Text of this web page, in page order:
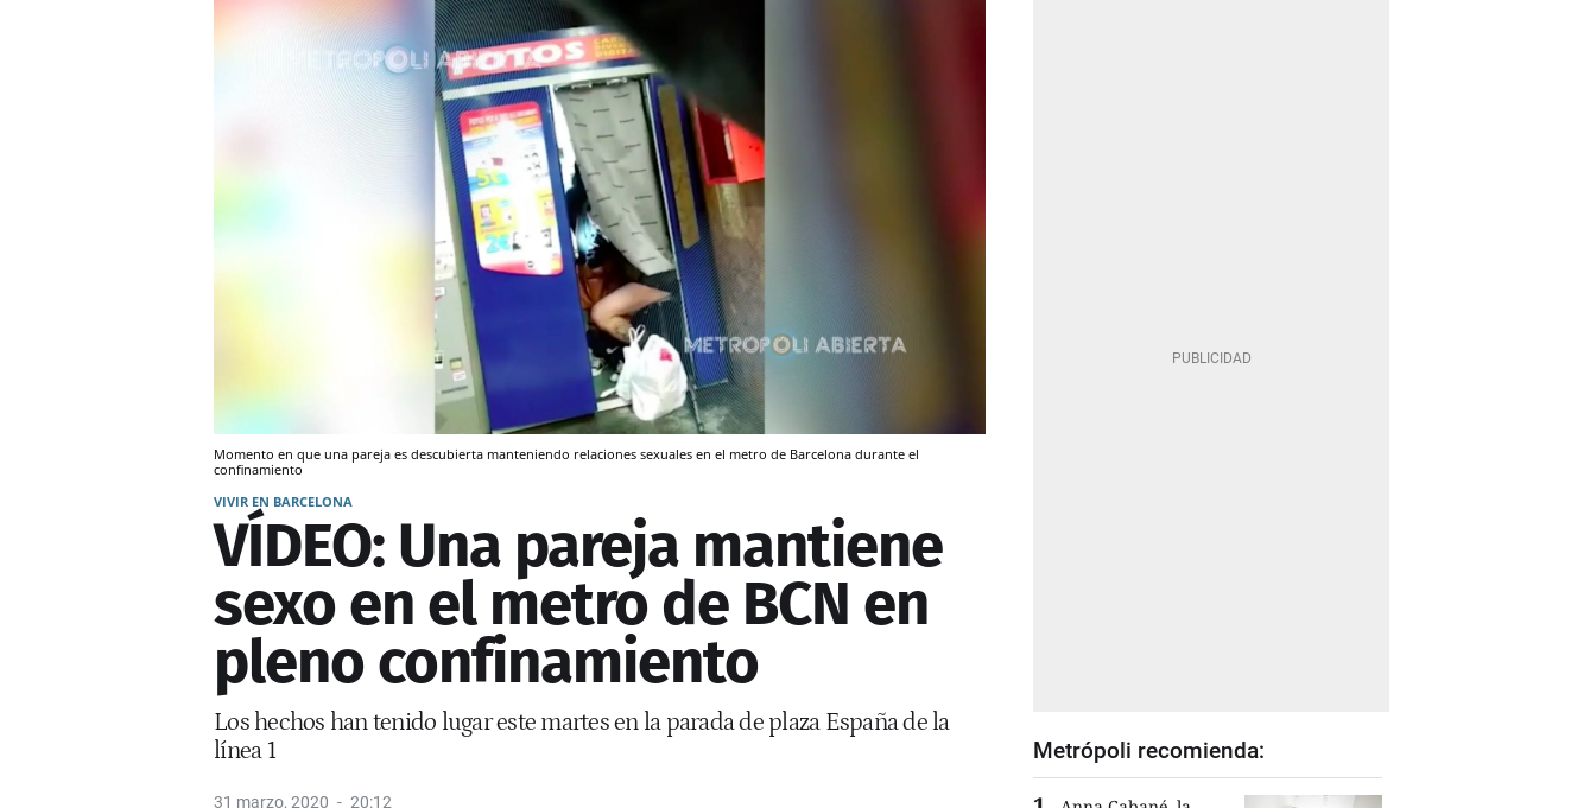
Momento en que una pareja es descubierta manteniendo relaciones sexuales en el metro de Barcelona durante el
confinamiento
VIVIR EN BARCELONA
VÍDEO: Una pareja mantiene
sexo en el metro de BCN en
pleno confinamiento
Los hechos han tenido lugar este martes en la parada de plaza España de la
línea 1
31 marzo, 2020 20:12
Metrópoli recomienda: